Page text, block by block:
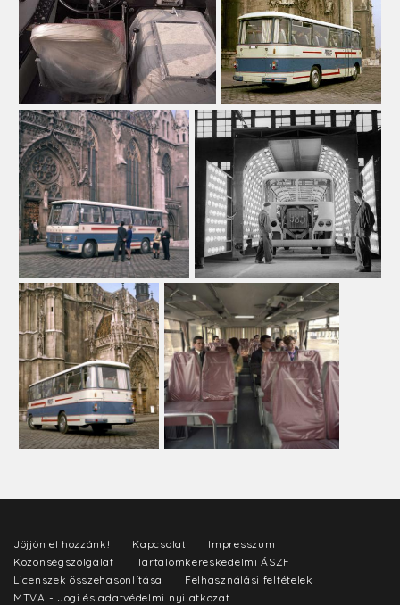
Jöjjön el hozzánk! Kapcsolat
Impresszum
Közönségszolgálat
Tartalomkereskedelmi ÁSZF
Licenszek összehasonlítása
Felhasználási feltételek
MTVA - Jogi és adatvédelmi nyilatkozat